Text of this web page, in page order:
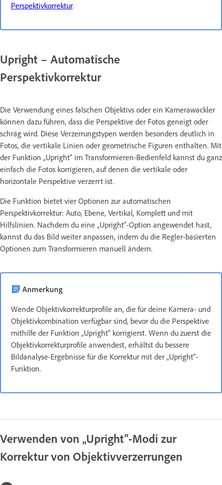
Perspektivkorrektur.
Upright – Automatische
Perspektivkorrektur
Die Verwendung eines falschen Objektivs oder ein Kamerawackler
können dazu führen, dass die Perspektive der Fotos geneigt oder
schräg wird. Diese Verzerrungstypen werden besonders deutlich in
Fotos, die vertikale Linien oder geometrische Figuren enthalten. Mit
der Funktion „Upright“ im Transformieren-Bedienfeld kannst du ganz
einfach die Fotos korrigieren, auf denen die vertikale oder
horizontale Perspektive verzerrt ist.
Die Funktion bietet vier Optionen zur automatischen
Perspektivkorrektur: Auto, Ebene, Vertikal, Komplett und mit
Hilfslinien. Nachdem du eine „Upright“-Option angewendet hast,
kannst du das Bild weiter anpassen, indem du die Regler-basierten
Optionen zum Transformieren manuell ändern.
Anmerkung
Wende Objektivkorrekturprofile an, die für deine Kamera- und
Objektivkombination verfügbar sind, bevor du die Perspektive
mithilfe der Funktion „Upright“ korrigierst. Wenn du zuerst die
Objektivkorrekturprofile anwendest, erhältst du bessere
Bildanalyse-Ergebnisse für die Korrektur mit der „Upright“-
Funktion.
Verwenden von „Upright“-Modi zur
Korrektur von Objektivverzerrungen